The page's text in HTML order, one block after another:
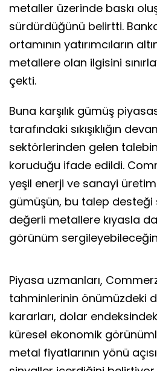
metaller üzerinde baskı
sürdürdüğünü belirtti.
ortamının yatırımcıların
metallere olan ilgisini
çekti.
Buna karşılık gümüş
tarafındaki sıkışıklığın
sektörlerinden gelen
koruduğu ifade edildi.
yeşil enerji ve sanayi
gümüşün, bu talep desteği
değerli metallere kıyasla
görünüm
Piyasa uzmanları,
tahminlerinin önümüzdeki
kararları, dolar
küresel ekonomik
metal fiyatlarının yönü